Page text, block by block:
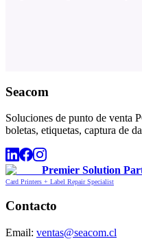
Seacom
Soluciones de punto de venta
boletas, etiquetas, captura de
Premier Solution
Card Printers + Label Repair Specialist
Contacto
Email: ventas@seacom.cl